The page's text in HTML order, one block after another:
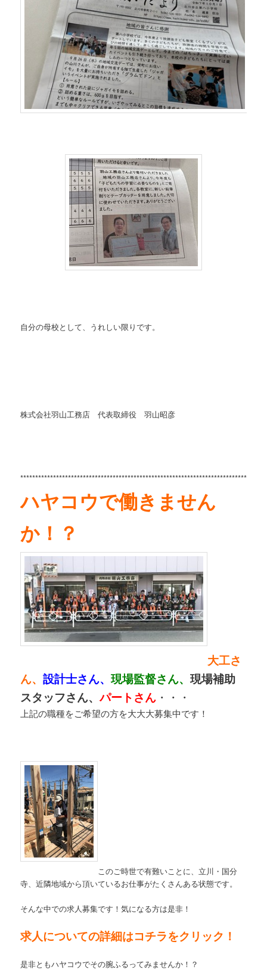
自分の母校として、うれしい限りです。
株式会社羽山工務店 代表取締役 羽山昭彦
*****************************************************************************
ハヤコウで働きません
か！？
大工さ
ん、設計士さん、現場監督さん、現場補助
スタッフさん、パートさん ・・・
上記の職種をご希望の方を大大大募集中です！
このご時世で有難いことに、立川・国分
寺、近隣地域から頂いているお仕事がたくさんある状態です。
そんな中での求人募集です！気になる方は是非！
求人についての詳細はコチラをクリック！
是非ともハヤコウでその腕ふるってみませんか！？